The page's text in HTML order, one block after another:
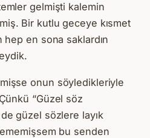
gelmişti kalemin
Bir kutlu geceye kısmet
en sona saklardın
onun söyledikleriyle
“Güzel söz
güzel sözlere layık
bu senden